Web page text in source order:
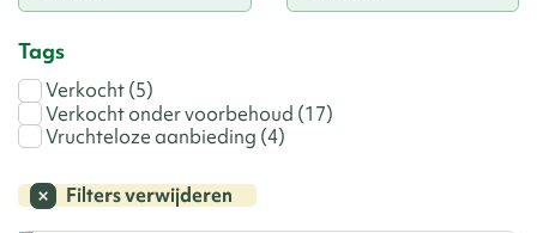
Tags
Verkocht(5)
Verkocht onder voorbehoud (17)
Vruchteloze aanbieding (4)
Filters verwijderen